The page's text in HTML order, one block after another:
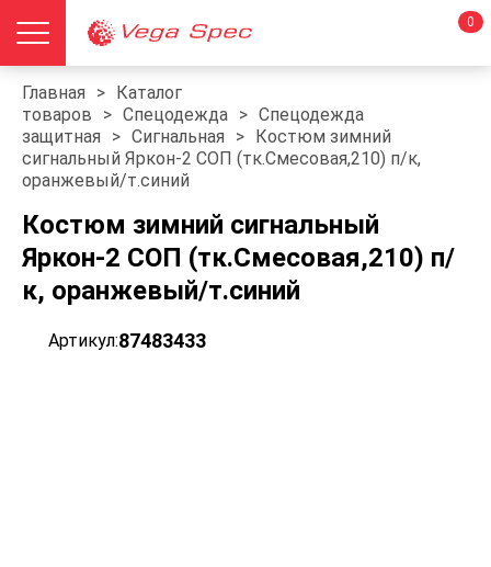
0
Главная > Каталог
товаров
> Спецодежда > Спецодежда
защитная
> Сигнальная > Костюм зимний
сигнальный Яркон-2 СОП (тк.Смесовая,210) п/к,
оранжевый/т.синий
Костюм зимний сигнальный
Яркон-2 СОП (тк.Смесовая,210) п/
к, оранжевый/т.синий
Артикул:87483433